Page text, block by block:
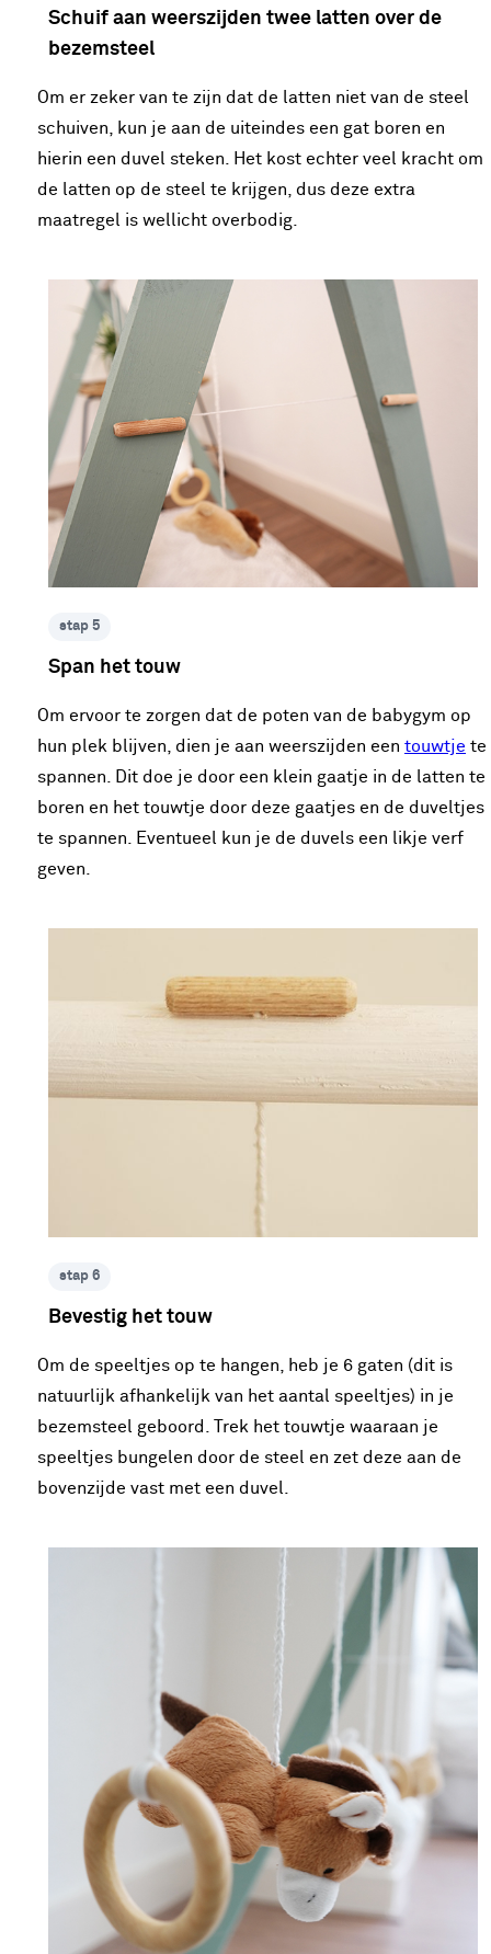
Schuif aan weerszijden twee latten over de
bezemsteel
Om er zeker van te zijn dat de latten niet van de steel
schuiven, kun je aan de uiteindes een gat boren en
hierin een duvel steken. Het kost echter veel kracht om
de latten op de steel te krijgen, dus deze extra
maatregel is wellicht overbodig.
stap 5
Span het touw
Om ervoor te zorgen dat de poten van de babygym op
hun plek blijven, dien je aan weerszijden een touwtje te
spannen. Dit doe je door een klein gaatje in de latten te
boren en het touwtje door deze gaatjes en de duveltjes
te spannen. Eventueel kun je de duvels een likje verf
geven.
stap 6
Bevestig het touw
Om de speeltjes op te hangen, heb je 6 gaten (dit is
natuurlijk afhankelijk van het aantal speeltjes) in je
bezemsteel geboord. Trek het touwtje waaraan je
speeltjes bungelen door de steel en zet deze aan de
bovenzijde vast met een duvel.